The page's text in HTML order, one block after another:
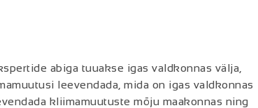
abiga tuuakse igas valdkonnas välja,
leevendada, mida on igas valdkonnas
kliimamuutuste mõju maakonnas ning